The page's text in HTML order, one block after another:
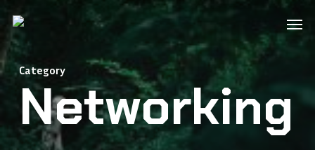
main
contentCategory
Networking